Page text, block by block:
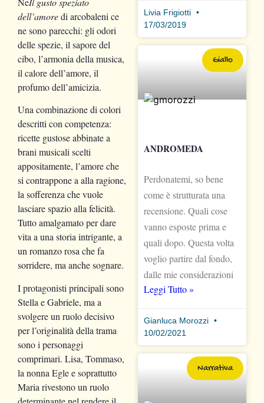
dell’amoredi arcobaleni ce
ne sono parecchi: gli odori
delle spezie, il sapore del
cibo, l’armonia della musica,
il calore dell’amore, il
profumo dell’amicizia.
Una combinazione di colori
descritti con competenza:
ricette gustose abbinate a
brani musicali scelti
appositamente, l’amore che
si contrappone a alla ragione,
la sofferenza che vuole
lasciare spazio alla felicità.
Tutto amalgamato per dare
vita a una storia intrigante, a
un romanzo rosa che fa
sorridere, ma anche sognare.
I protagonisti principali sono
Stella e Gabriele, ma a
svolgere un ruolo decisivo
per l’originalità della trama
sono i personaggi
comprimari. Lisa, Tommaso,
la nonna Egle e soprattutto
Maria rivestono un ruolo
Livia Frigiotti
17/03/2019
Giallo
ANDROMEDA
Perdonatemi, so bene
come è strutturata una
recensione. Quali cose
vanno esposte prima e
quali dopo. Questa volta
voglio partire dal fondo,
dalle mie considerazioni
Leggi Tutto »
Gianluca Morozzi
10/02/2021
Narrativa